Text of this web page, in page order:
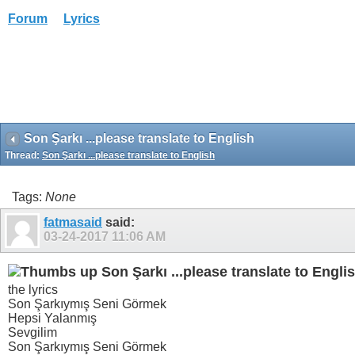
Forum Lyrics
Son Şarkı ...please translate to English
Thread: Son Şarkı ...please translate to English
Tags: None
fatmasaid said:
03-24-2017 11:06 AM
Son Şarkı ...please translate to
the lyrics
Son Şarkıymış Seni Görmek
Hepsi Yalanmış
Sevgilim
Son Şarkıymış Seni Görmek